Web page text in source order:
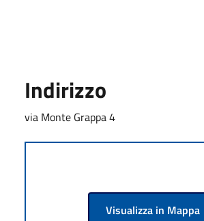
Indirizzo
via Monte Grappa 4
Visualizza in Mappa